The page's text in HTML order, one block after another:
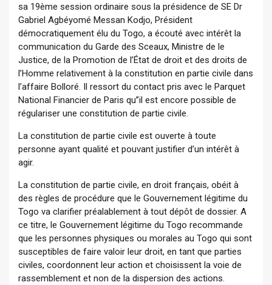
sa 19ème session ordinaire sous la présidence de SE Dr
Gabriel Agbéyomé Messan Kodjo, Président
démocratiquement élu du Togo, a écouté avec intérêt la
communication du Garde des Sceaux, Ministre de le
Justice, de la Promotion de l’État de droit et des droits de
l’Homme relativement à la constitution en partie civile dans
l’affaire Bolloré. Il ressort du contact pris avec le Parquet
National Financier de Paris qu’’il est encore possible de
régulariser une constitution de partie civile.
La constitution de partie civile est ouverte à toute
personne ayant qualité et pouvant justifier d’un intérêt à
agir.
La constitution de partie civile, en droit français, obéit à
des règles de procédure que le Gouvernement légitime du
Togo va clarifier préalablement à tout dépôt de dossier. A
ce titre, le Gouvernement légitime du Togo recommande
que les personnes physiques ou morales au Togo qui sont
susceptibles de faire valoir leur droit, en tant que parties
civiles, coordonnent leur action et choisissent la voie de
rassemblement et non de la dispersion des actions.